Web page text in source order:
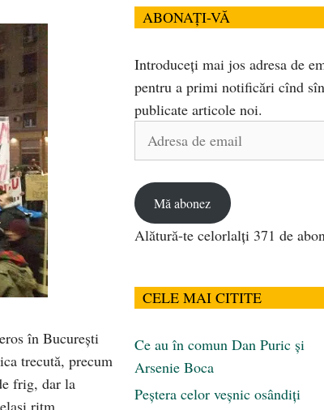
în București
trecută, precum
frig, dar la
ritm.
ABONAȚI-VĂ
Introduceți mai jos adresa de
pentru a primi notificări cînd
publicate articole noi.
Adresa
Mă abonez
Alătură-te celorlalți 371 de
CELE MAI CITITE
Ce au în comun Dan Puric şi
Arsenie Boca
Peştera celor veşnic osândiţi